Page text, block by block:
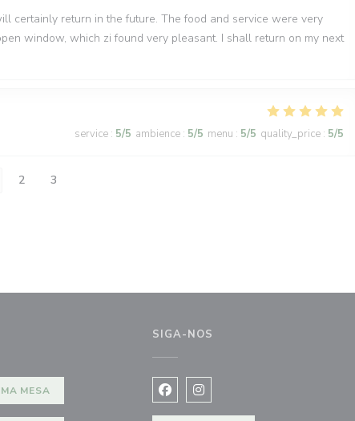
certainly return in the future. The food and service were very
window, which zi found very pleasant. I shall return on my next
service : 5/5 ambience : 5/5 menu : 5/5 quality_price : 5/5
2 3
MESA
SIGA-NOS
Facebook ((abre numa nova janela))
Instagram ((abre numa nova